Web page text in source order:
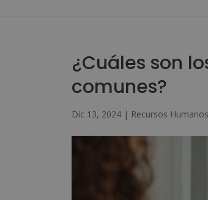
¿Cuáles son
comunes?
Dic 13, 2024 | Recursos Humanos